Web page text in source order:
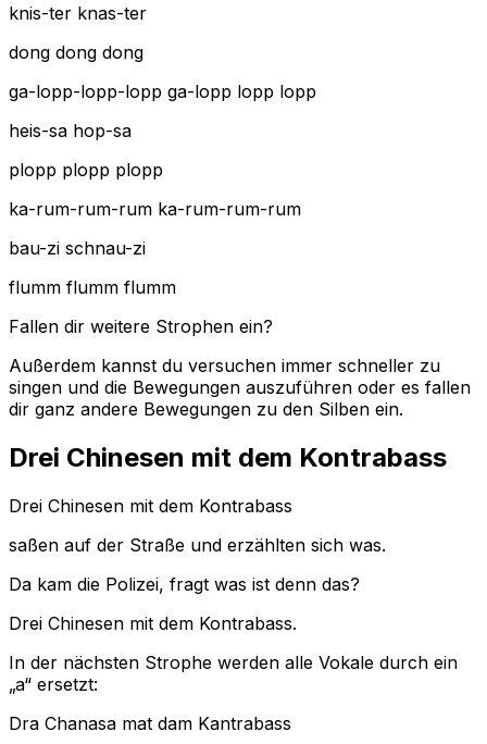
knis-ter knas-ter
dong dong dong
ga-lopp-lopp-lopp ga-lopp lopp lopp
heis-sa hop-sa
plopp plopp plopp
ka-rum-rum-rum ka-rum-rum-rum
bau-zi schnau-zi
flumm flumm flumm
Fallen dir weitere Strophen ein?
Außerdem kannst du versuchen immer schneller zu
singen und die Bewegungen auszuführen oder es fallen
dir ganz andere Bewegungen zu den Silben ein.
Drei Chinesen mit dem Kontrabass
Drei Chinesen mit dem Kontrabass
saßen auf der Straße und erzählten sich was.
Da kam die Polizei, fragt was ist denn das?
Drei Chinesen mit dem Kontrabass.
In der nächsten Strophe werden alle Vokale durch ein
„a“ ersetzt:
Dra Chanasa mat dam Kantrabass